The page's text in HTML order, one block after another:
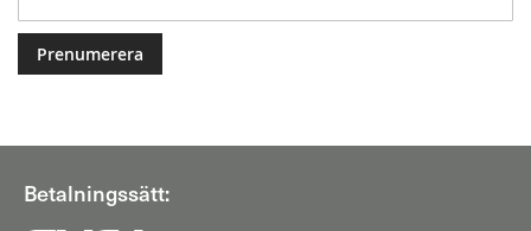
Betalningssätt: